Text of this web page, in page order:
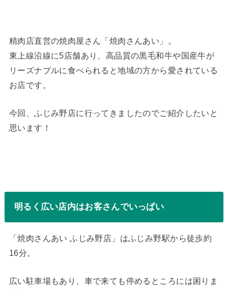
精肉店直営の焼肉屋さん「焼肉さんあい」。
東上線沿線に5店舗あり、高品質の黒毛和牛や国産牛が
リーズナブルに食べられると地域の方から愛されている
お店です。
今回、ふじみ野店に行ってきましたのでご紹介したいと
思います！
明るく広い店内はお客さんでいっぱい
「焼肉さんあい ふじみ野店」はふじみ野駅から徒歩約
16分。
広い駐車場もあり、車で来ても停めるところには困りま